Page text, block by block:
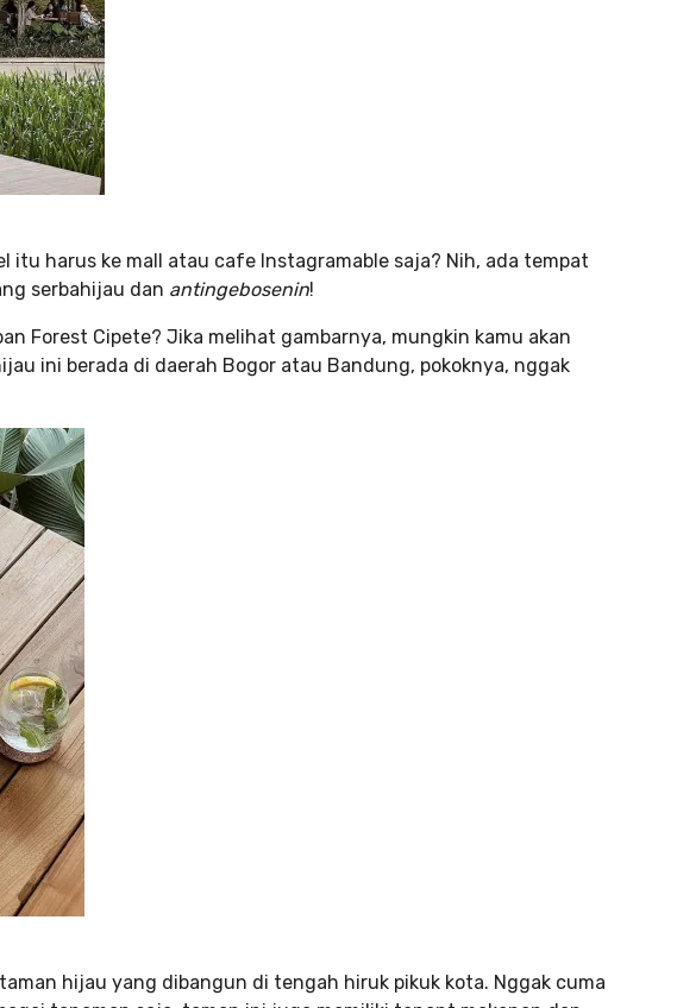
itu harus ke mall atau cafe Instagramable saja? Nih, ada tempat
serbahijau dan antingebosenin!
Forest Cipete? Jika melihat gambarnya, mungkin kamu akan
ini berada di daerah Bogor atau Bandung, pokoknya, nggak
hijau yang dibangun di tengah hiruk pikuk kota. Nggak cuma